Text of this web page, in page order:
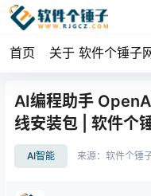
首页 关于 软件个锤子
AI编程助手
线安装包 | 软件个
AI智能 来源： 软件个锤